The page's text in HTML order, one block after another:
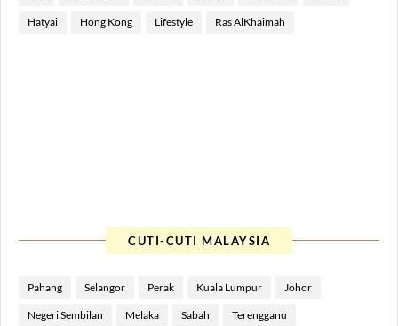
Hatyai Hong Kong Lifestyle Ras AlKhaimah
CUTI-CUTI MALAYSIA
Pahang Selangor Perak Kuala Lumpur Johor
Negeri Sembilan Melaka Sabah Terengganu